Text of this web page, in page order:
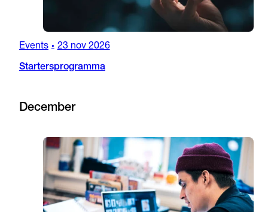
Events • 23 nov 2026
Startersprogramma
December